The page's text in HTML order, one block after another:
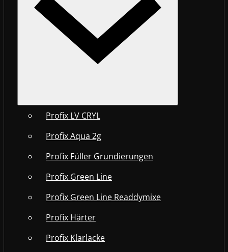
Profix LV CRYL
Profix Aqua 2g
Profix Füller Grundierungen
Profix Green Line
Profix Green Line Readdymixe
Profix Härter
Profix Klarlacke